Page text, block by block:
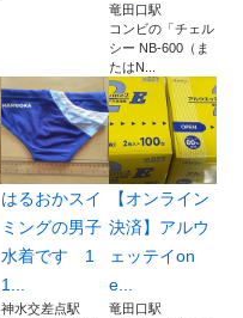
竜田口駅
コンビの「チェル
シー NB-600（ま
たはN...
はるおかスイ
ミングの男子
水着です 1
1...
神水交差点駅
【オンライン
決済】アルウ
ェッテイon
e...
竜田口駅